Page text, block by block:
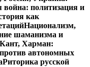
война: политизация и
как
Национализм,
шаманизма и
Харман:
автономных
Риторика русской